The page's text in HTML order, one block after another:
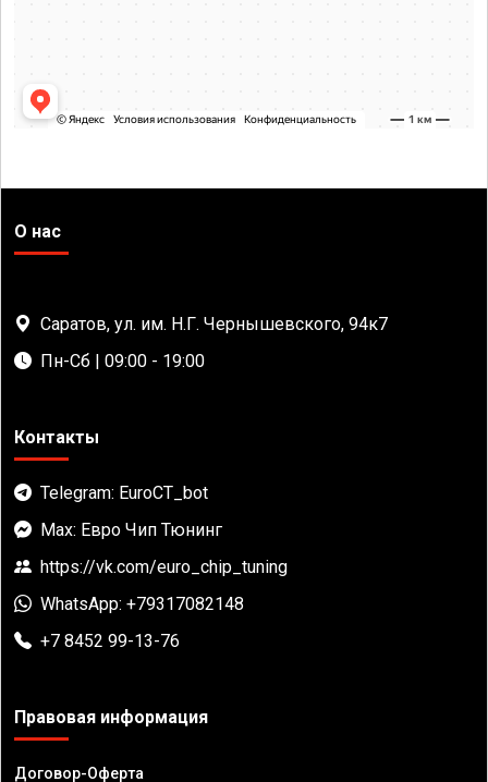
О нас
Саратов, ул. им. Н.Г. Чернышевского, 94к7
Пн-Сб | 09:00 - 19:00
Контакты
Telegram: EuroCT_bot
Max: Евро Чип Тюнинг
https://vk.com/euro_chip_tuning
WhatsApp: +79317082148
+7 8452 99-13-76
Правовая информация
Договор-Оферта